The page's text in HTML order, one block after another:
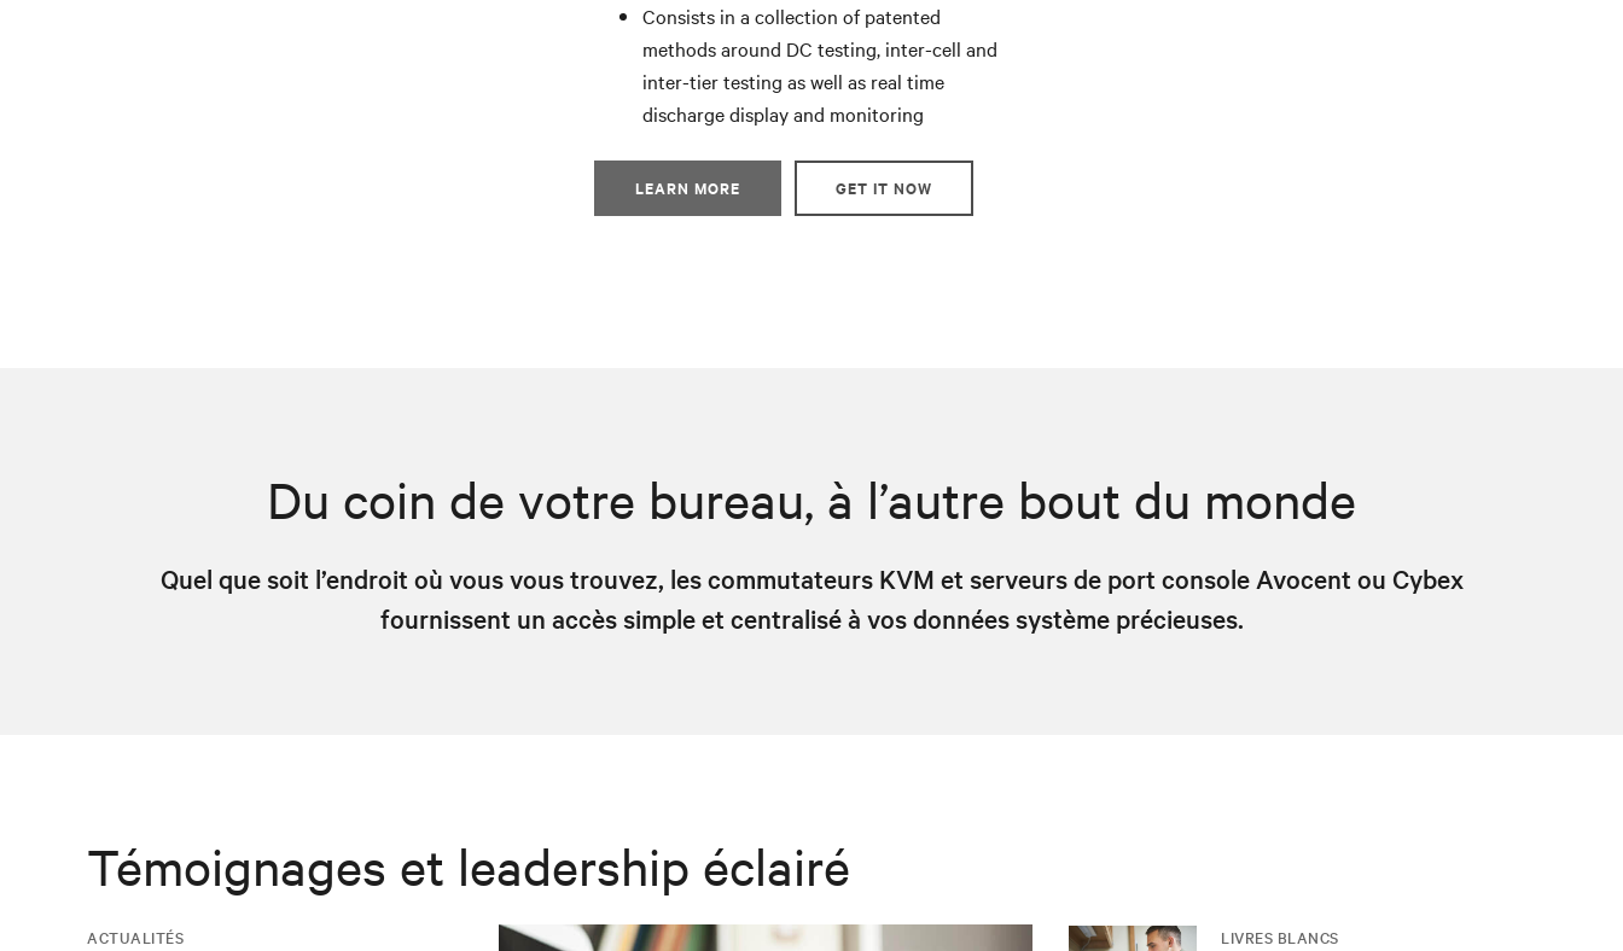
Consists in a collection of patented
methods around DC testing, inter-cell and
inter-tier testing as well as real time
discharge display and monitoring
LEARN MORE GET IT NOW
Du coin de votre bureau, à l’autre bout du monde
Quel que soit l’endroit où vous vous trouvez, les commutateurs KVM et serveurs de port console Avocent ou Cybex
fournissent un accès simple et centralisé à vos données système précieuses.
Témoignages et leadership éclairé
ACTUALITÉS LIVRES BLANCS